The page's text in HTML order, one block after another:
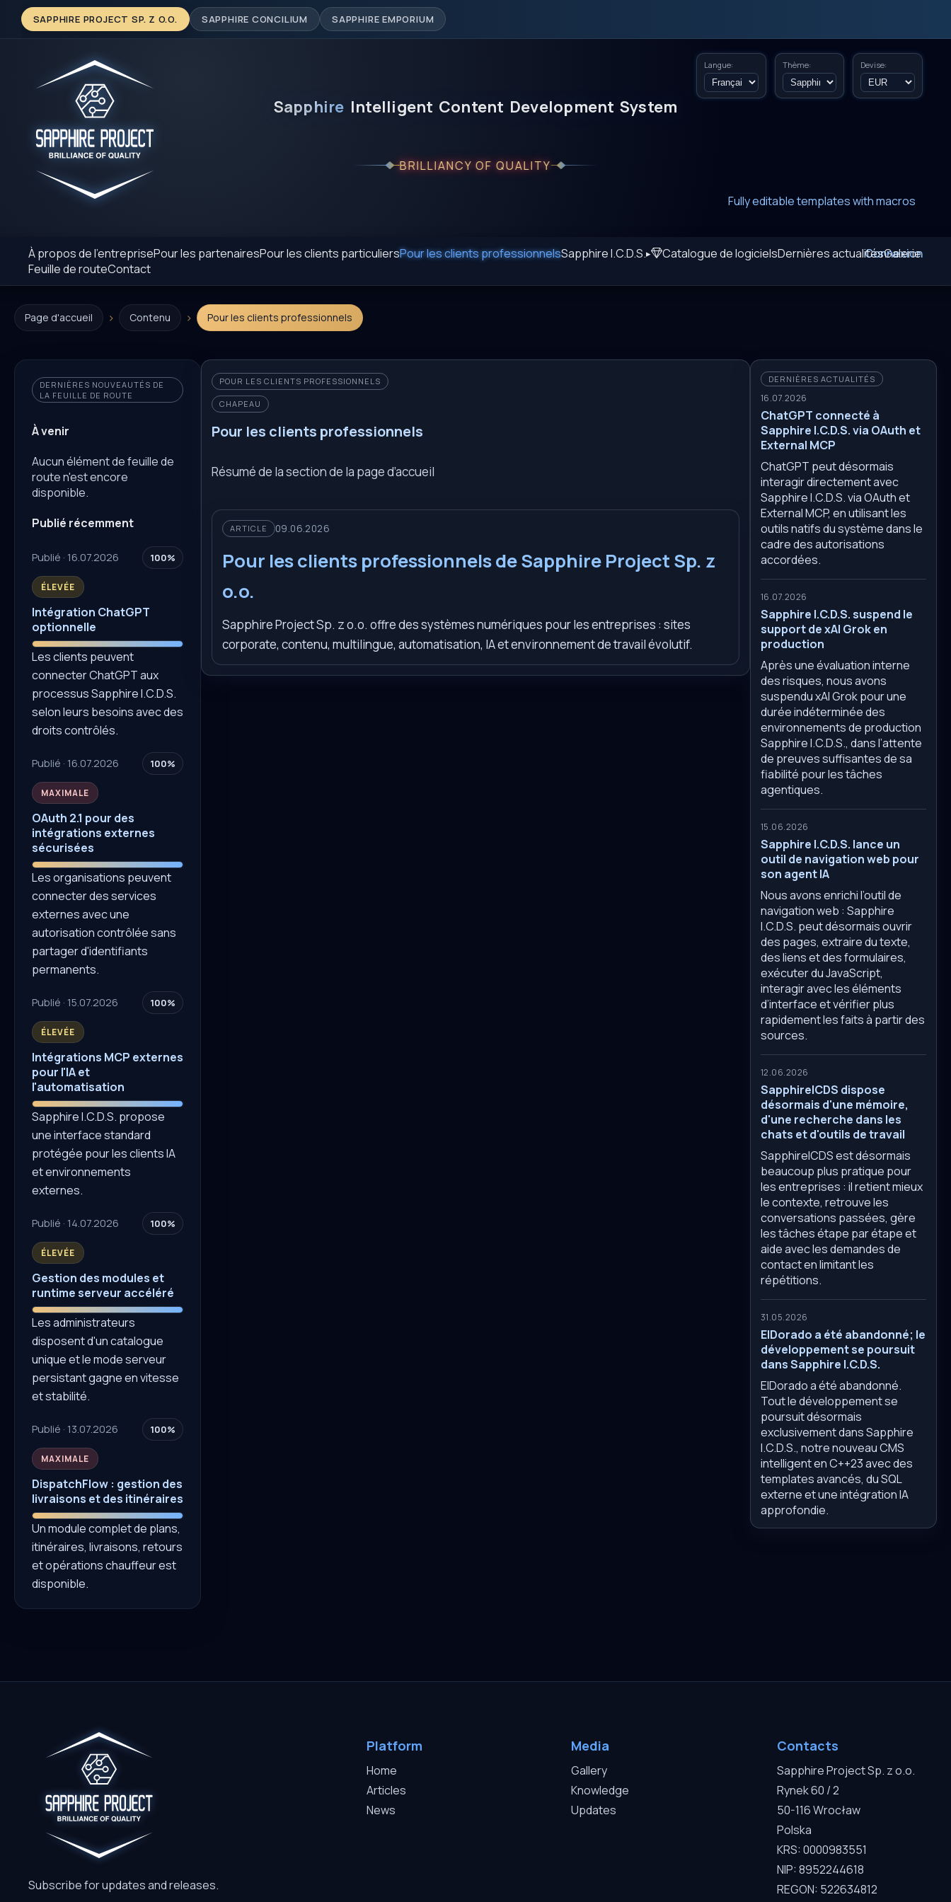
SAPPHIRE PROJECT SP. Z O.O. SAPPHIRE CONCILIUM SAPPHIRE EMPORIUM
Langue: Thème: Devise:
Sapphire Intelligent Content Development System
Fully editable templates with macros
BRILLIANCY OF QUALITY
Connexion
À propos de l’entreprisePour les partenairesPour les clients particuliersPour les clients professionnelsSapphire I.C.D.S. Catalogue de logicielsDernières actualitésGalerie
Feuille de routeContact
Page d'accueil › Contenu › Pour les clients professionnels
DERNIÈRES NOUVEAUTÉS DE
LA FEUILLE DE ROUTE
À venir
Aucun élément de feuille de
route n'est encore
disponible.
Publié récemment
Publié · 16.07.2026 100%
ÉLEVÉE
Intégration ChatGPT
optionnelle
Les clients peuvent
connecter ChatGPT aux
processus Sapphire I.C.D.S.
selon leurs besoins avec des
droits contrôlés.
Publié · 16.07.2026 100%
MAXIMALE
OAuth 2.1 pour des
intégrations externes
sécurisées
Les organisations peuvent
connecter des services
externes avec une
autorisation contrôlée sans
partager d'identifiants
permanents.
Publié · 15.07.2026 100%
ÉLEVÉE
Intégrations MCP externes
pour l'IA et
l'automatisation
Sapphire I.C.D.S. propose
une interface standard
protégée pour les clients IA
et environnements
externes.
Publié · 14.07.2026 100%
ÉLEVÉE
Gestion des modules et
runtime serveur accéléré
Les administrateurs
disposent d'un catalogue
unique et le mode serveur
persistant gagne en vitesse
et stabilité.
Publié · 13.07.2026 100%
MAXIMALE
DispatchFlow : gestion des
livraisons et des itinéraires
Un module complet de plans,
itinéraires, livraisons, retours
et opérations chauffeur est
disponible.
POUR LES CLIENTS PROFESSIONNELS
CHAPEAU
Pour les clients professionnels
Résumé de la section de la page d’accueil
ARTICLE 09.06.2026
Pour les clients professionnels de Sapphire Project Sp. z
o.o.
Sapphire Project Sp. z o.o. offre des systèmes numériques pour les entreprises : sites
corporate, contenu, multilingue, automatisation, IA et environnement de travail évolutif.
DERNIÈRES ACTUALITÉS
16.07.2026
ChatGPT connecté à
Sapphire I.C.D.S. via OAuth et
External MCP
ChatGPT peut désormais
interagir directement avec
Sapphire I.C.D.S. via OAuth et
External MCP, en utilisant les
outils natifs du système dans le
cadre des autorisations
accordées.
16.07.2026
Sapphire I.C.D.S. suspend le
support de xAI Grok en
production
Après une évaluation interne
des risques, nous avons
suspendu xAI Grok pour une
durée indéterminée des
environnements de production
Sapphire I.C.D.S., dans l’attente
de preuves suffisantes de sa
fiabilité pour les tâches
agentiques.
15.06.2026
Sapphire I.C.D.S. lance un
outil de navigation web pour
son agent IA
Nous avons enrichi l’outil de
navigation web : Sapphire
I.C.D.S. peut désormais ouvrir
des pages, extraire du texte,
des liens et des formulaires,
exécuter du JavaScript,
interagir avec les éléments
d’interface et vérifier plus
rapidement les faits à partir des
sources.
12.06.2026
SapphireICDS dispose
désormais d'une mémoire,
d'une recherche dans les
chats et d'outils de travail
SapphireICDS est désormais
beaucoup plus pratique pour
les entreprises : il retient mieux
le contexte, retrouve les
conversations passées, gère
les tâches étape par étape et
aide avec les demandes de
contact en limitant les
répétitions.
31.05.2026
ElDorado a été abandonné; le
développement se poursuit
dans Sapphire I.C.D.S.
ElDorado a été abandonné.
Tout le développement se
poursuit désormais
exclusivement dans Sapphire
I.C.D.S., notre nouveau CMS
intelligent en C++23 avec des
templates avancés, du SQL
externe et une intégration IA
approfondie.
Subscribe for updates and releases.
Platform
Home
Articles
News
Media
Gallery
Knowledge
Updates
Contacts
Sapphire Project Sp. z o.o.
Rynek 60 / 2
50-116 Wrocław
Polska
KRS: 0000983551
NIP: 8952244618
REGON: 522634812